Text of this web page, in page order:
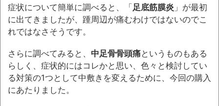
症状について簡単に調べると、「足底筋膜炎 」が最初
に出てきましたが、踵周辺が痛むわけではないのでこ
れではなさそうです。
さらに調べてみると、 中足骨骨頭痛というものもある
らしく、症状的にはコレかと思い、色々と検討してい
る対策の1つとして中敷きを変えるために、今回の購入
にあたりました。